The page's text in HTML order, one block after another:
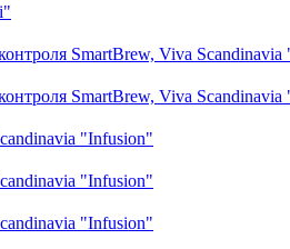
SmartBrew, Viva
SmartBrew, Viva
"Infusion"
"Infusion"
"Infusion"